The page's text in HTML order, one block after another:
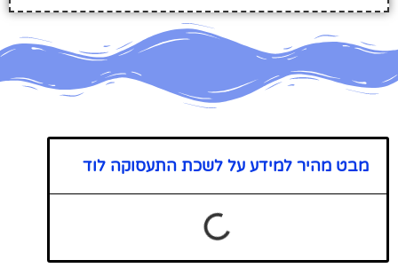
מבט מהיר למידע על לשכת התעסוקה לוד